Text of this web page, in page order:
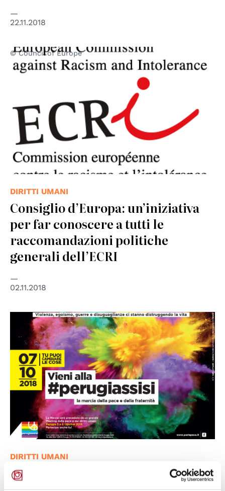
22.11.2018
© Council of Europe
DIRITTI UMANI
Consiglio d’Europa: un’iniziativa
per far conoscere a tutti le
raccomandazioni politiche
generali dell’ECRI
02.11.2018
DIRITTI UMANI
Verso la Marcia PerugiAssisi per la